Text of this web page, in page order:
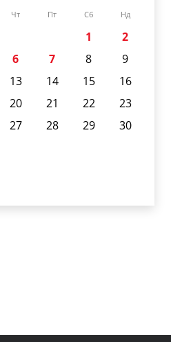
Чт Пт Сб Нд
1
2
6 7 8
9
13 14 15
16
20 21 22
23
27 28 29
30